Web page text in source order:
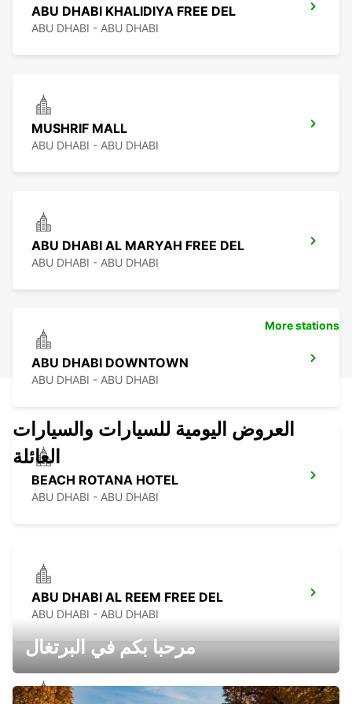
ABU DHABI KHALIDIYA FREE DEL
ABU DHABI - ABU DHABI
MUSHRIF MALL
ABU DHABI - ABU DHABI
ABU DHABI AL MARYAH FREE DEL
ABU DHABI - ABU DHABI
ABU DHABI DOWNTOWN
ABU DHABI - ABU DHABI
BEACH ROTANA HOTEL
ABU DHABI - ABU DHABI
ABU DHABI AL REEM FREE DEL
ABU DHABI - ABU DHABI
More stations
العروض اليومية للسيارات والسيارات
العائلة
مرحبا بكم في البرتغال